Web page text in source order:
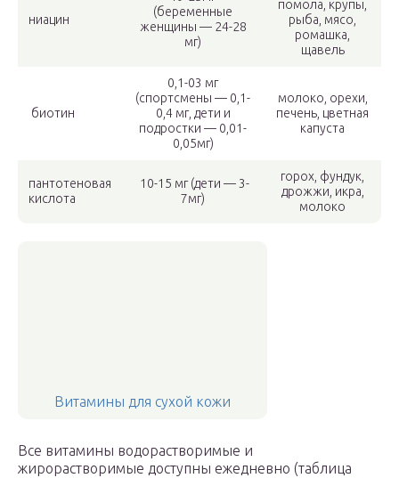
ниацин
(беременные
женщины — 24-28
мг)
помола, крупы,
рыба, мясо,
ромашка,
щавель
биотин
0,1-03 мг
(спортсмены — 0,1-
0,4 мг, дети и
подростки — 0,01-
0,05мг)
молоко, орехи,
печень, цветная
капуста
пантотеновая
кислота
10-15 мг (дети — 3-
7мг)
горох, фундук,
дрожжи, икра,
молоко
Витамины для сухой кожи
Все витамины водорастворимые и
жирорастворимые доступны ежедневно (таблица